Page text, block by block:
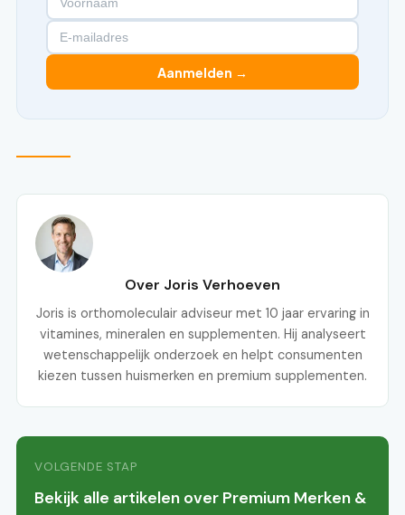
Aanmelden →
Over Joris Verhoeven
Joris is orthomoleculair adviseur met 10 jaar ervaring in
vitamines, mineralen en supplementen. Hij analyseert
wetenschappelijk onderzoek en helpt consumenten
kiezen tussen huismerken en premium supplementen.
VOLGENDE STAP
Bekijk alle artikelen over Premium Merken &